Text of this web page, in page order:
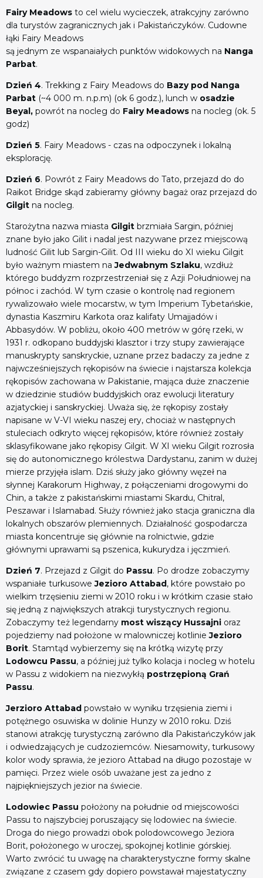
Fairy Meadows to cel wielu wycieczek, atrakcyjny zarówno
dla turystów zagranicznych jak i Pakistańczyków. Cudowne
łąki Fairy Meadows
są jednym ze wspanaiałych punktów widokowych na Nanga
Parbat.
Dzień 4. Trekking z Fairy Meadows do Bazy pod Nanga
Parbat (~4 000 m. n.p.m) (ok 6 godz.), lunch w osadzie
Beyal, powrót na nocleg do Fairy Meadows na nocleg (ok. 5
godz)
Dzień 5. Fairy Meadows - czas na odpoczynek i lokalną
eksplorację.
Dzień 6. Powrót z Fairy Meadows do Tato, przejazd do do
Raikot Bridge skąd zabieramy główny bagaż oraz przejazd do
Gilgit na nocleg.
Starożytna nazwa miasta Gilgit brzmiała Sargin, później
znane było jako Gilit i nadal jest nazywane przez miejscową
ludność Gilit lub Sargin-Gilit. Od III wieku do XI wieku Gilgit
było ważnym miastem naJedwabnym Szlaku, wzdłuż
którego buddyzm rozprzestrzeniał się z Azji Południowej na
północ i zachód. W tym czasie o kontrolę nad regionem
rywalizowało wiele mocarstw, w tym Imperium Tybetańskie,
dynastia Kaszmiru Karkota oraz kalifaty Umajjadów i
Abbasydów. W pobliżu, około 400 metrów w górę rzeki, w
1931 r. odkopano buddyjski klasztor i trzy stupy zawierające
manuskrypty sanskryckie, uznane przez badaczy za jedne z
najwcześniejszych rękopisów na świecie i najstarsza kolekcja
rękopisów zachowana w Pakistanie, mająca duże znaczenie
w dziedzinie studiów buddyjskich oraz ewolucji literatury
azjatyckiej i sanskryckiej. Uważa się, że rękopisy zostały
napisane w V-VI wieku naszej ery, chociaż w następnych
stuleciach odkryto więcej rękopisów, które również zostały
sklasyfikowane jako rękopisy Gilgit. W XI wieku Gilgit rozrosła
się do autonomicznego królestwa Dardystanu, zanim w dużej
mierze przyjęła islam. Dziś służy jako główny węzeł na
słynnej Karakorum Highway, z połączeniami drogowymi do
Chin, a także z pakistańskimi miastami Skardu, Chitral,
Peszawar i Islamabad. Służy również jako stacja graniczna dla
lokalnych obszarów plemiennych. Działalność gospodarcza
miasta koncentruje się głównie na rolnictwie, gdzie
głównymi uprawami są pszenica, kukurydza i jęczmień.
Dzień 7. Przejazd z Gilgit do Passu. Po drodze zobaczymy
wspaniałe turkusoweJezioro Attabad, które powstało po
wielkim trzęsieniu ziemi w 2010 roku i w krótkim czasie stało
się jedną z największych atrakcji turystycznych regionu.
Zobaczymy też legendarny most wiszący Hussajni oraz
pojedziemy nad położone w malowniczej kotlinie Jezioro
Borit. Stamtąd wybierzemy się na krótką wizytę przy
Lodowcu Passu, a później już tylko kolacja i nocleg w hotelu
w Passu z widokiem na niezwykłą postrzępioną Grań
Passu.
Jerzioro Attabad powstało w wyniku trzęsienia ziemi i
potężnego osuwiska w dolinie Hunzy w 2010 roku. Dziś
stanowi atrakcję turystyczną zarówno dla Pakistańczyków jak
i odwiedzających je cudzoziemców. Niesamowity, turkusowy
kolor wody sprawia, że jezioro Attabad na długo pozostaje w
pamięci. Przez wiele osób uważane jest za jedno z
najpiękniejszych jezior na świecie.
Lodowiec Passu położony na południe od miejscowości
Passu to najszybciej poruszający się lodowiec na świecie.
Droga do niego prowadzi obok polodowcowego Jeziora
Borit, położonego w uroczej, spokojnej kotlinie górskiej.
Warto zwrócić tu uwagę na charakterystyczne formy skalne
związane z czasem gdy dopiero powstawał majestatyczny